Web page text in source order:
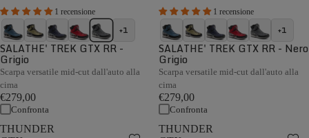
1 recensione
+1
SALATHE' TREK GTX RR -
Grigio
Scarpa versatile mid-cut dall'auto alla
cima
€279,00
Confronta
1 recensione
+1
SALATHE' TREK GTX RR - Nero
Grigio
Scarpa versatile mid-cut dall'auto alla
cima
€279,00
Confronta
THUNDER
THUNDER